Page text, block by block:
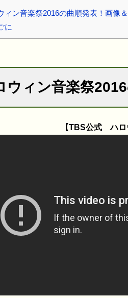
ィン音楽祭2016の曲順発表！画像
に
ウィン音楽祭
【TBS公式 ハロ